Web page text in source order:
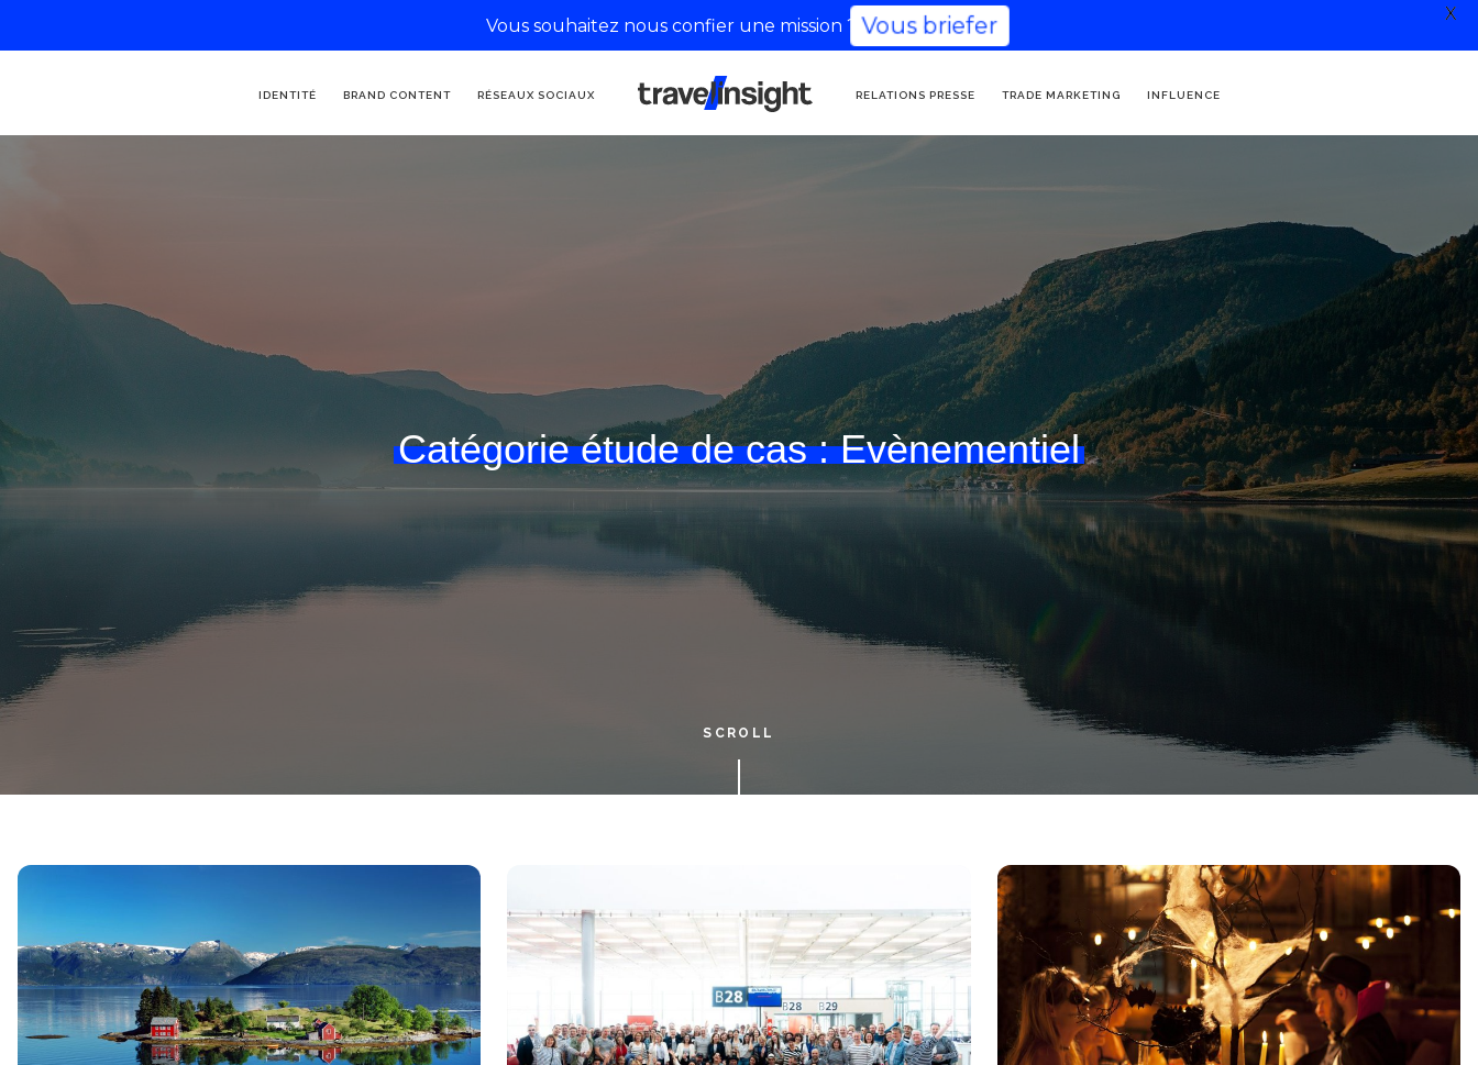
IDENTITÉ BRAND CONTENT RÉSEAUX SOCIAUX
AGENCE DE
COMMUNICATION
RELATIONS PRESSE TRADE MARKETING INFLUENCE
Catégorie étude de cas :Evènementiel
SCROLL
Vous souhaitez nous confier une mission ? Vous briefer
X